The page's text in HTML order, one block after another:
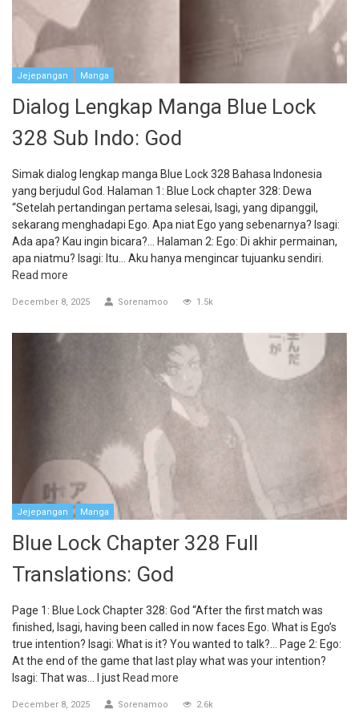
Jejepangan Manga
Dialog Lengkap Manga Blue Lock
328 Sub Indo: God
Simak dialog lengkap manga Blue Lock 328 Bahasa Indonesia
yang berjudul God. Halaman 1: Blue Lock chapter 328: Dewa
“Setelah pertandingan pertama selesai, Isagi, yang dipanggil,
sekarang menghadapi Ego. Apa niat Ego yang sebenarnya? Isagi:
Ada apa? Kau ingin bicara?… Halaman 2: Ego: Di akhir permainan,
apa niatmu? Isagi: Itu… Aku hanya mengincar tujuanku sendiri.
Read more
December 8, 2025 Sorenamoo 1.5k
Jejepangan Manga
Blue Lock Chapter 328 Full
Translations: God
Page 1: Blue Lock Chapter 328: God “After the first match was
finished, Isagi, having been called in now faces Ego. What is Ego’s
true intention? Isagi: What is it? You wanted to talk?… Page 2: Ego:
At the end of the game that last play what was your intention?
Isagi: That was… I just Read more
December 8, 2025 Sorenamoo 2.6k